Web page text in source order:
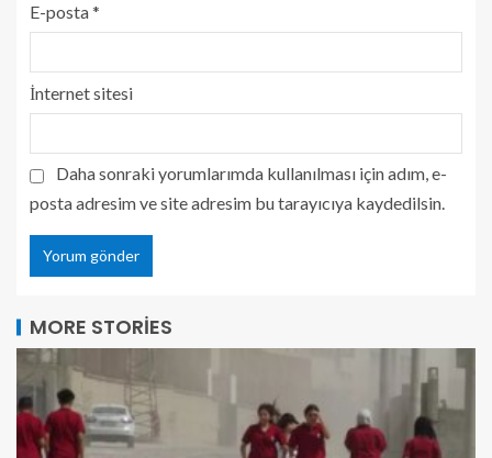
E-posta*
İnternet sitesi
Daha sonraki yorumlarımda kullanılması için adım, e-
posta adresim ve site adresim bu tarayıcıya kaydedilsin.
MORE STORIES